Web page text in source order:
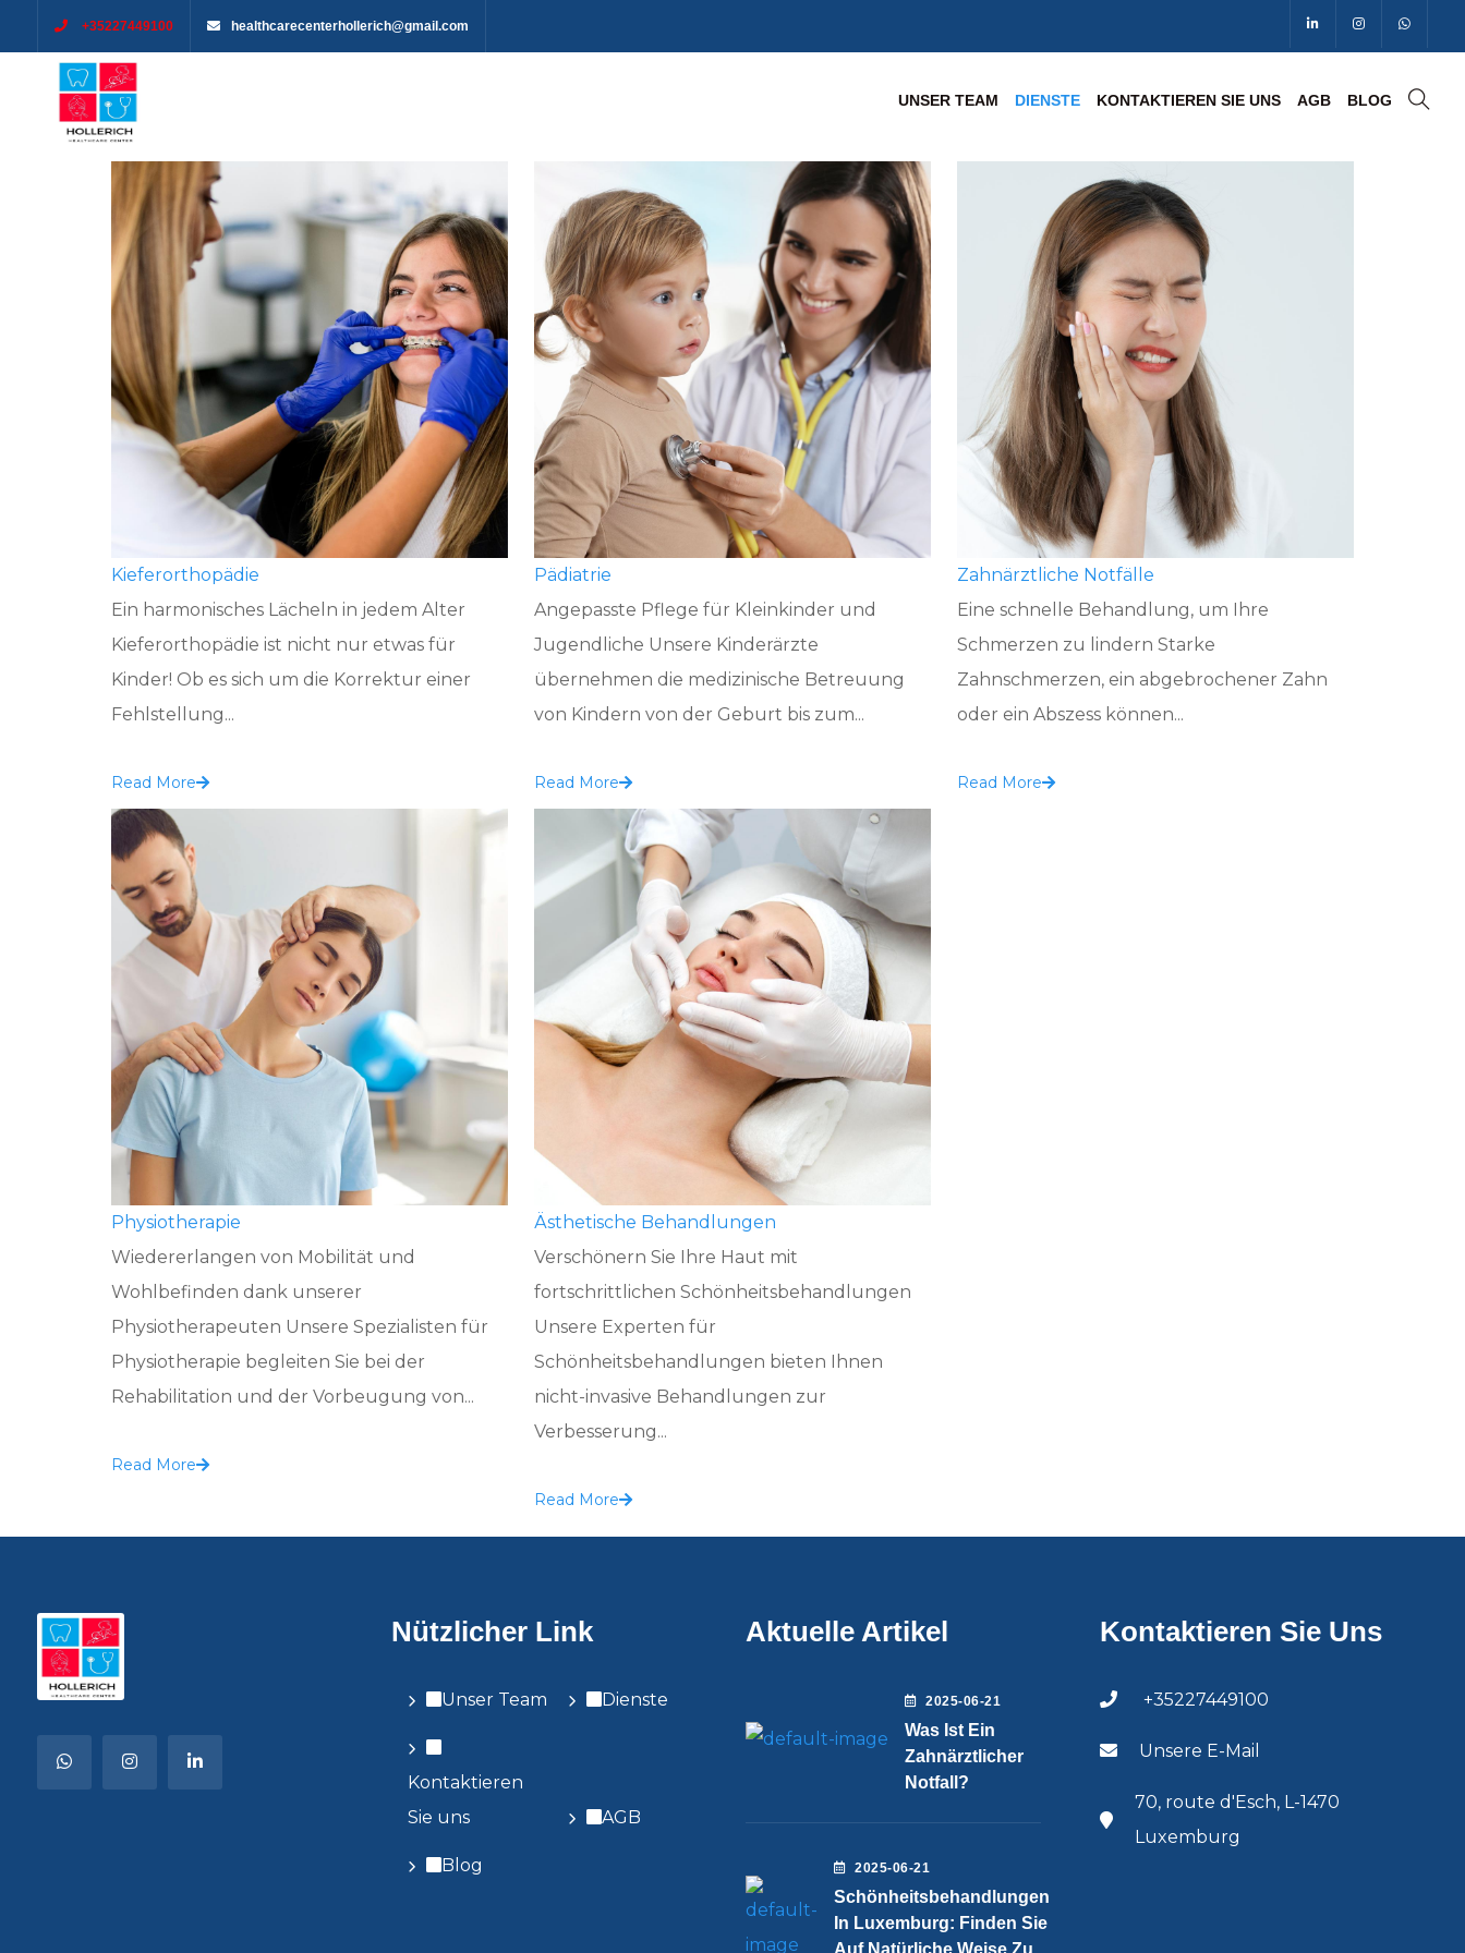
+35227449100 healthcarecenterhollerich@gmail.com
UNSER TEAM DIENSTE KONTAKTIEREN SIE UNS AGB BLOG
Kieferorthopädie
Ein harmonisches Lächeln in jedem Alter
Kieferorthopädie ist nicht nur etwas für
Kinder! Ob es sich um die Korrektur einer
Fehlstellung...
Read More
Pädiatrie
Angepasste Pflege für Kleinkinder und
Jugendliche Unsere Kinderärzte
übernehmen die medizinische Betreuung
von Kindern von der Geburt bis zum...
Read More
Zahnärztliche Notfälle
Eine schnelle Behandlung, um Ihre
Schmerzen zu lindern Starke
Zahnschmerzen, ein abgebrochener Zahn
oder ein Abszess können...
Read More
Physiotherapie
Wiedererlangen von Mobilität und
Wohlbefinden dank unserer
Physiotherapeuten Unsere Spezialisten für
Physiotherapie begleiten Sie bei der
Rehabilitation und der Vorbeugung von...
Read More
Ästhetische Behandlungen
Verschönern Sie Ihre Haut mit
fortschrittlichen Schönheitsbehandlungen
Unsere Experten für
Schönheitsbehandlungen bieten Ihnen
nicht-invasive Behandlungen zur
Verbesserung...
Read More
Nützlicher Link
Unser Team Dienste
Kontaktieren
Sie uns
AGB
Blog
Aktuelle Artikel
2025-06-21
Was Ist Ein
Zahnärztlicher
Notfall?
2025-06-21
Schönheitsbehandlungen
In Luxemburg: Finden Sie
Auf Natürliche Weise Zu
Kontaktieren Sie Uns
+35227449100
Unsere E-Mail
70, route d'Esch, L-1470
Luxemburg